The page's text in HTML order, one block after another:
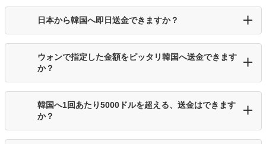
日本から韓国へ即日送金できますか？
ウォンで指定した金額をピッタリ韓国へ送金できます
か？
韓国へ1回あたり5000ドルを超える、送金はできます
か？